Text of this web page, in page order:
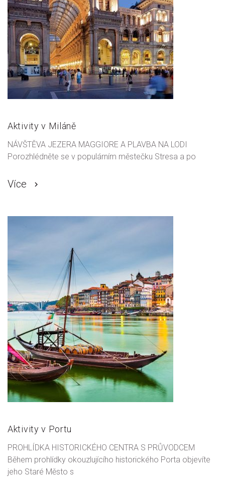
Aktivity v Miláně
NÁVŠTĚVA JEZERA MAGGIORE A PLAVBA NA LODI
Porozhlédněte se v populárním městečku Stresa a po
Více
Aktivity v Portu
PROHLÍDKA HISTORICKÉHO CENTRA S PRŮVODCEM
Během prohlídky okouzlujícího historického Porta objevíte
jeho Staré Město s